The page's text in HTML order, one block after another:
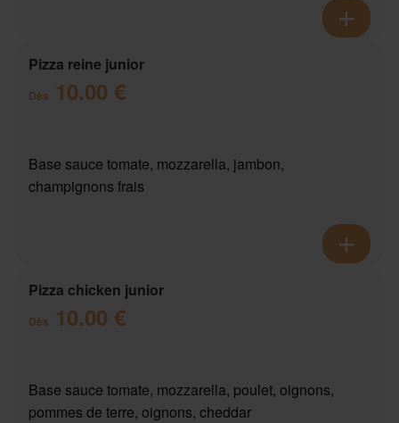
Pizza reine junior
Dès 10.00 €
Base sauce tomate, mozzarella, jambon,
champignons frais
Pizza chicken junior
Dès 10.00 €
Base sauce tomate, mozzarella, poulet, oignons,
pommes de terre, oignons, cheddar